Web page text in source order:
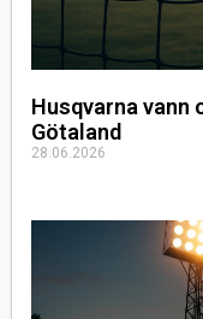
Husqvarna
Götaland
28.06.2026